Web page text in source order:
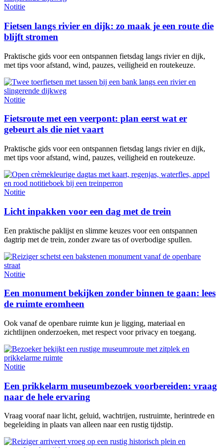
Notitie
Fietsen langs rivier en dijk: zo maak je een route die
blijft stromen
Praktische gids voor een ontspannen fietsdag langs rivier en dijk,
met tips voor afstand, wind, pauzes, veiligheid en routekeuze.
Notitie
Fietsroute met een veerpont: plan eerst wat er
gebeurt als die niet vaart
Praktische gids voor een ontspannen fietsdag langs rivier en dijk,
met tips voor afstand, wind, pauzes, veiligheid en routekeuze.
Notitie
Licht inpakken voor een dag met de trein
Een praktische paklijst en slimme keuzes voor een ontspannen
dagtrip met de trein, zonder zware tas of overbodige spullen.
Notitie
Een monument bekijken zonder binnen te gaan: lees
de ruimte eromheen
Ook vanaf de openbare ruimte kun je ligging, materiaal en
zichtlijnen onderzoeken, met respect voor privacy en toegang.
Notitie
Een prikkelarm museumbezoek voorbereiden: vraag
naar de hele ervaring
Vraag vooraf naar licht, geluid, wachtrijen, rustruimte, herintrede en
begeleiding in plaats van alleen naar een rustig tijdstip.